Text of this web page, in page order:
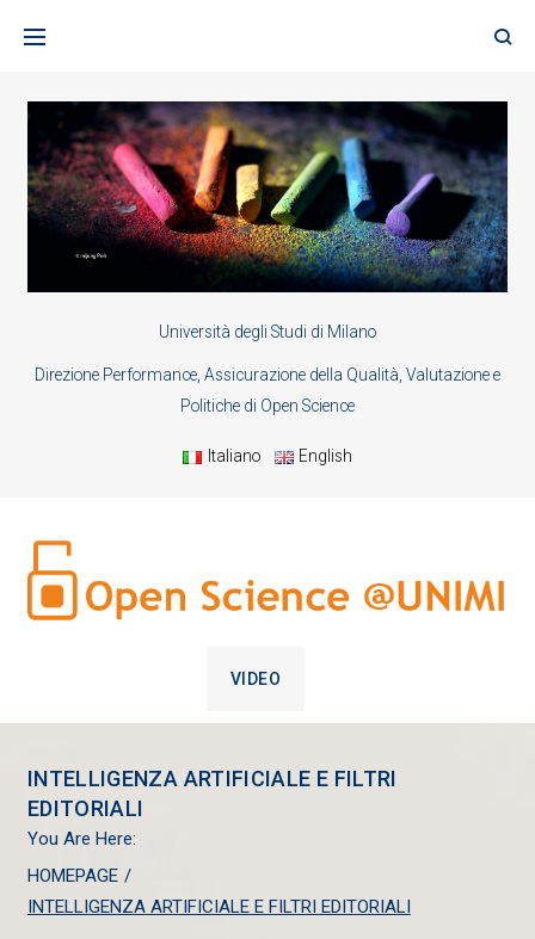
Università degli Studi di Milano
Direzione Performance, Assicurazione della Qualità, Valutazione e
Politiche di Open Science
Italiano English
VIDEO
INTELLIGENZA ARTIFICIALE E FILTRI
EDITORIALI
You Are Here:
HOMEPAGE /
INTELLIGENZA ARTIFICIALE E FILTRI EDITORIALI